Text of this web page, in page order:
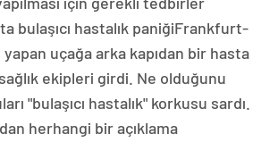
bulaşıcı hastalık paniğiFrankfurt-
uçağa arka kapıdan bir hasta
ekipleri girdi. Ne olduğunu
"bulaşıcı hastalık" korkusu sardı.
herhangi bir açıklama